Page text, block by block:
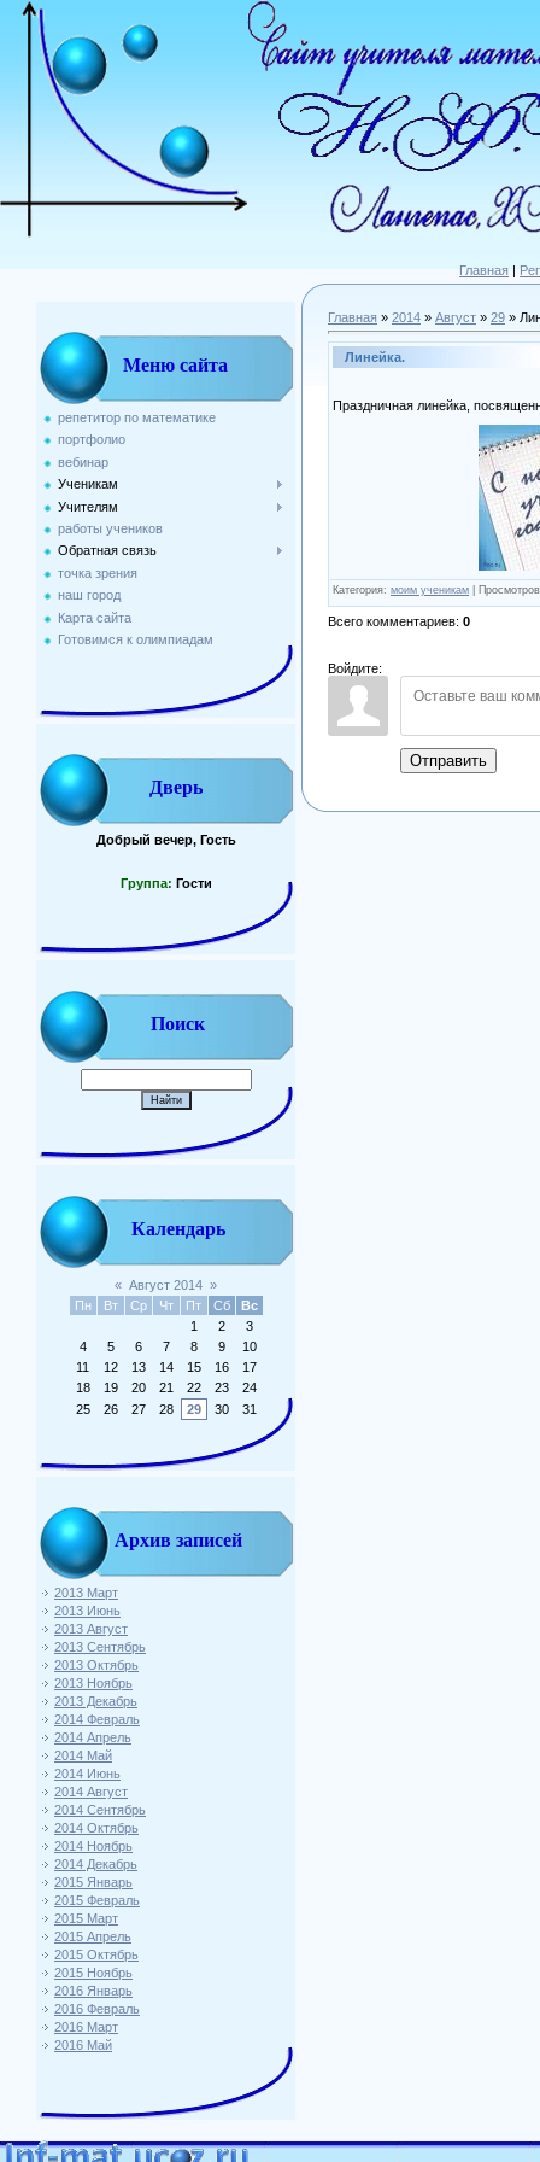
Главная |
Меню сайта
репетитор по математике
портфолио
вебинар
Ученикам
Учителям
работы учеников
Обратная связь
точка зрения
наш город
Карта сайта
Готовимся к олимпиадам
Дверь
Добрый вечер, Гость
Группа: Гости
Поиск
Календарь
« Август 2014 »
Пн
Вт Ср Чт Пт Сб
Вс
1
2
3
4
5 6 7 8 9
10
11
12 13 14 15 16
17
18
19 20 21 22 23
24
25
26 27 28 29 30 31
Архив записей
2013 Март
2013 Июнь
2013 Август
2013 Сентябрь
2013 Октябрь
2013 Ноябрь
2013 Декабрь
2014 Февраль
2014 Апрель
2014 Май
2014 Июнь
2014 Август
2014 Сентябрь
2014 Октябрь
2014 Ноябрь
2014 Декабрь
2015 Январь
2015 Февраль
2015 Март
2015 Апрель
2015 Октябрь
2015 Ноябрь
2016 Январь
2016 Февраль
2016 Март
2016 Май
Главная » 2014 » Август » 29 »
Линейка.
Праздничная линейка,
Категория: моим ученикам Просмотров
Всего комментариев: 0
Войдите:
Отправить